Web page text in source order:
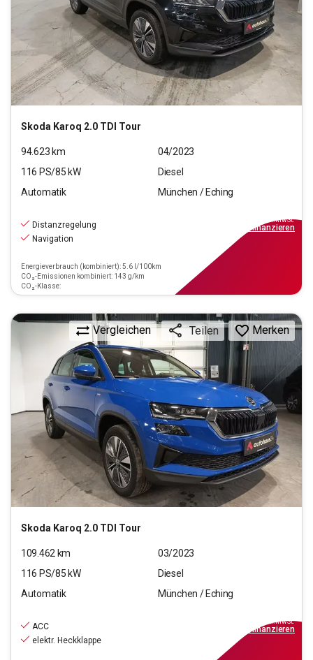
Skoda Karoq 2.0 TDI Tour
94.623 km
04/2023
116 PS/85 kW
Diesel
Automatik
München / Eching
Distanzregelung
Navigation
Energieverbrauch (kombiniert): 5.6 l/100km
CO₂-Emissionen kombiniert: 143 g/km
CO₂-Klasse:
inkl.MwSt.
finanzieren
Skoda Karoq 2.0 TDI Tour
Vergleichen Teilen Merken
109.462 km
03/2023
116 PS/85 kW
Diesel
Automatik
München / Eching
ACC
elektr. Heckklappe
inkl.MwSt.
finanzieren